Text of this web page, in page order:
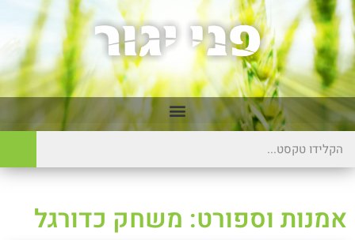
אמנות וספורט: משחק כדורגל